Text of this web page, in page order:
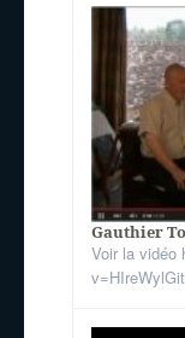
Gauthier
Voir la vidéo